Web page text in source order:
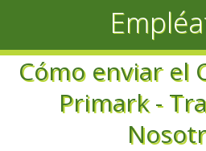
Cómo enviar el
Primark -